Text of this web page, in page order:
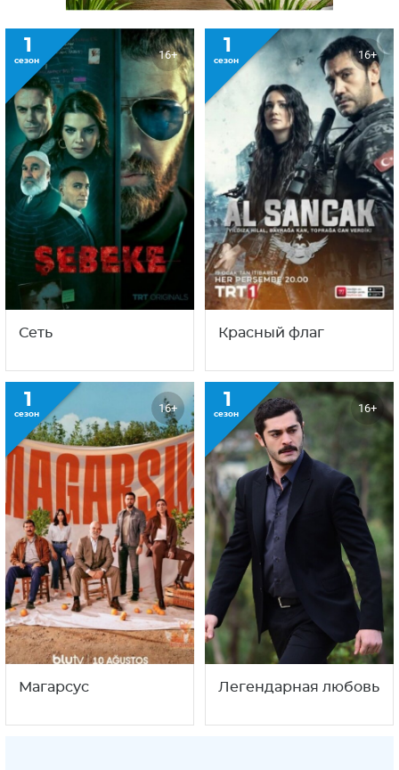
1
сезон 16+
Сеть
1
сезон 16+
Красный флаг
1
сезон 16+
Магарсус
1
сезон 16+
Легендарная любовь